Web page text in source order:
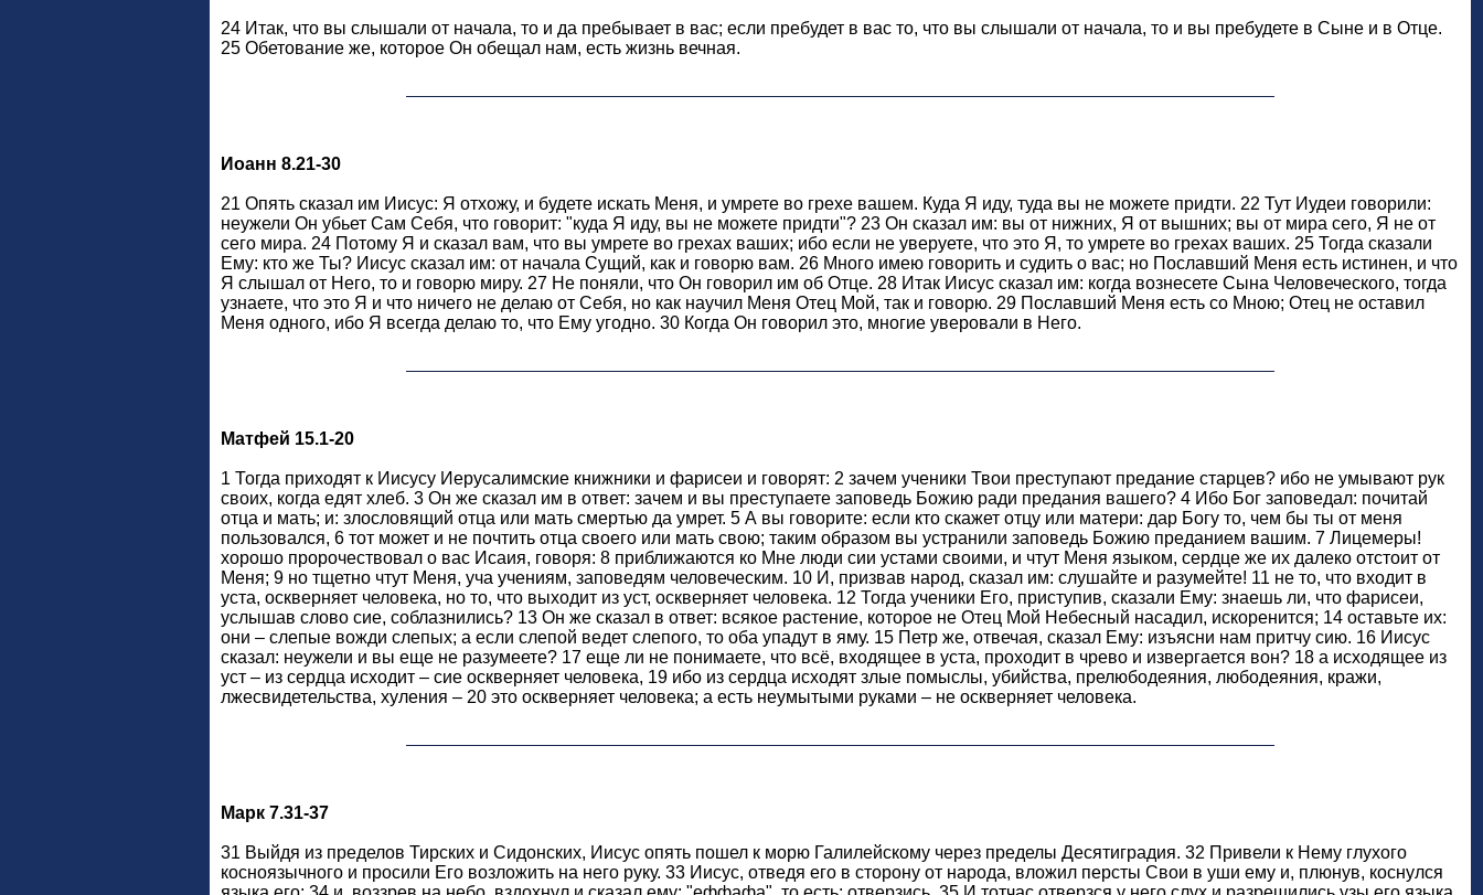
24 Итак, что вы слышали от начала, то и да пребывает в вас; если пребудет в вас то, что вы слышали от начала, то и вы пребудете в Сыне и в Отце.
25 Обетование же, которое Он обещал нам, есть жизнь вечная.
Иоанн 8.21-30
21 Опять сказал им Иисус: Я отхожу, и будете искать Меня, и умрете во грехе вашем. Куда Я иду, туда вы не можете придти. 22 Тут Иудеи говорили:
неужели Он убьет Сам Себя, что говорит: "куда Я иду, вы не можете придти"? 23 Он сказал им: вы от нижних, Я от вышних; вы от мира сего, Я не от
сего мира. 24 Потому Я и сказал вам, что вы умрете во грехах ваших; ибо если не уверуете, что это Я, то умрете во грехах ваших. 25 Тогда сказали
Ему: кто же Ты? Иисус сказал им: от начала Сущий, как и говорю вам. 26 Много имею говорить и судить о вас; но Пославший Меня есть истинен, и что
Я слышал от Него, то и говорю миру. 27 Не поняли, что Он говорил им об Отце. 28 Итак Иисус сказал им: когда вознесете Сына Человеческого, тогда
узнаете, что это Я и что ничего не делаю от Себя, но как научил Меня Отец Мой, так и говорю. 29 Пославший Меня есть со Мною; Отец не оставил
Меня одного, ибо Я всегда делаю то, что Ему угодно. 30 Когда Он говорил это, многие уверовали в Него.
Матфей 15.1-20
1 Тогда приходят к Иисусу Иерусалимские книжники и фарисеи и говорят: 2 зачем ученики Твои преступают предание старцев? ибо не умывают рук
своих, когда едят хлеб. 3 Он же сказал им в ответ: зачем и вы преступаете заповедь Божию ради предания вашего? 4 Ибо Бог заповедал: почитай
отца и мать; и: злословящий отца или мать смертью да умрет. 5 А вы говорите: если кто скажет отцу или матери: дар Богу то, чем бы ты от меня
пользовался, 6 тот может и не почтить отца своего или мать свою; таким образом вы устранили заповедь Божию преданием вашим. 7 Лицемеры!
хорошо пророчествовал о вас Исаия, говоря: 8 приближаются ко Мне люди сии устами своими, и чтут Меня языком, сердце же их далеко отстоит от
Меня; 9 но тщетно чтут Меня, уча учениям, заповедям человеческим. 10 И, призвав народ, сказал им: слушайте и разумейте! 11 не то, что входит в
уста, оскверняет человека, но то, что выходит из уст, оскверняет человека. 12 Тогда ученики Его, приступив, сказали Ему: знаешь ли, что фарисеи,
услышав слово сие, соблазнились? 13 Он же сказал в ответ: всякое растение, которое не Отец Мой Небесный насадил, искоренится; 14 оставьте их:
они – слепые вожди слепых; а если слепой ведет слепого, то оба упадут в яму. 15 Петр же, отвечая, сказал Ему: изъясни нам притчу сию. 16 Иисус
сказал: неужели и вы еще не разумеете? 17 еще ли не понимаете, что всё, входящее в уста, проходит в чрево и извергается вон? 18 а исходящее из
уст – из сердца исходит – сие оскверняет человека, 19 ибо из сердца исходят злые помыслы, убийства, прелюбодеяния, любодеяния, кражи,
лжесвидетельства, хуления – 20 это оскверняет человека; а есть неумытыми руками – не оскверняет человека.
Марк 7.31-37
31 Выйдя из пределов Тирских и Сидонских, Иисус опять пошел к морю Галилейскому через пределы Десятиградия. 32 Привели к Нему глухого
косноязычного и просили Его возложить на него руку. 33 Иисус, отведя его в сторону от народа, вложил персты Свои в уши ему и, плюнув, коснулся